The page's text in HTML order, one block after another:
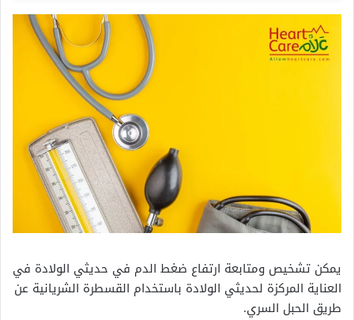
يمكن تشخيص ومتابعة ارتفاع ضغط الدم في حديثي الولادة في
العناية المركزة لحديثي الولادة باستخدام القسطرة الشريانية عن
طريق الحبل السري.